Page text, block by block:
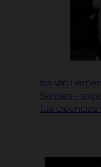
Iris van
Senses –
tus creencias